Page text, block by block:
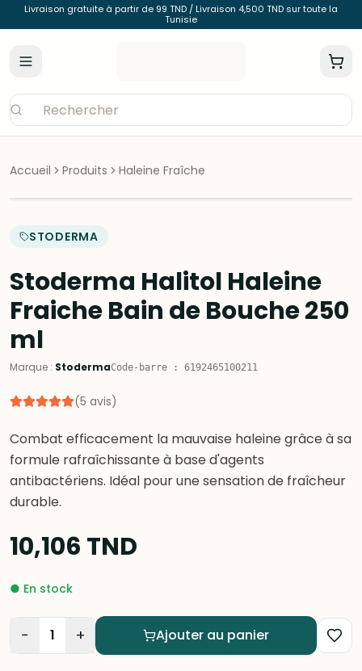
Livraison gratuite à partir de 99 TND / Livraison 4,500 TND sur toute la
Tunisie
Accueil Produits Haleine Fraîche
STODERMA
Stoderma Halitol Haleine
Fraiche Bain de Bouche 250
ml
Marque : StodermaCode-barre : 6192465100211
(5 avis)
Combat efficacement la mauvaise haleine grâce à sa
formule rafraîchissante à base d'agents
antibactériens. Idéal pour une sensation de fraîcheur
durable.
10,106 TND
● En stock
− 1 + Ajouter au panier